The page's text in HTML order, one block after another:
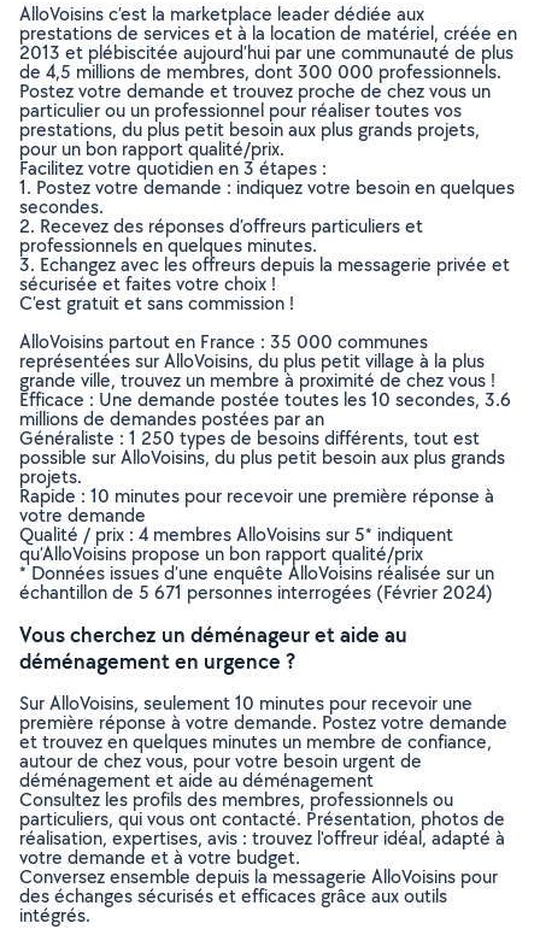
AlloVoisins c’est la marketplace leader dédiée aux
prestations de services et à la location de matériel, créée en
2013 et plébiscitée aujourd’hui par une communauté de plus
de 4,5 millions de membres, dont 300 000 professionnels.
Postez votre demande et trouvez proche de chez vous un
particulier ou un professionnel pour réaliser toutes vos
prestations, du plus petit besoin aux plus grands projets,
pour un bon rapport qualité/prix.
Facilitez votre quotidien en 3 étapes :
1. Postez votre demande : indiquez votre besoin en quelques
secondes.
2. Recevez des réponses d’offreurs particuliers et
professionnels en quelques minutes.
3. Echangez avec les offreurs depuis la messagerie privée et
sécurisée et faites votre choix !
C’est gratuit et sans commission !
AlloVoisins partout en France : 35 000 communes
représentées sur AlloVoisins, du plus petit village à la plus
grande ville, trouvez un membre à proximité de chez vous !
Efficace : Une demande postée toutes les 10 secondes, 3.6
millions de demandes postées par an
Généraliste : 1 250 types de besoins différents, tout est
possible sur AlloVoisins, du plus petit besoin aux plus grands
projets.
Rapide : 10 minutes pour recevoir une première réponse à
votre demande
Qualité / prix : 4 membres AlloVoisins sur 5* indiquent
qu’AlloVoisins propose un bon rapport qualité/prix
* Données issues d’une enquête AlloVoisins réalisée sur un
échantillon de 5 671 personnes interrogées (Février 2024)
Vous cherchez un déménageur et aide au
déménagement en urgence ?
Sur AlloVoisins, seulement 10 minutes pour recevoir une
première réponse à votre demande. Postez votre demande
et trouvez en quelques minutes un membre de confiance,
autour de chez vous, pour votre besoin urgent de
déménagement et aide au déménagement
Consultez les profils des membres, professionnels ou
particuliers, qui vous ont contacté. Présentation, photos de
réalisation, expertises, avis : trouvez l'offreur idéal, adapté à
votre demande et à votre budget.
Conversez ensemble depuis la messagerie AlloVoisins pour
des échanges sécurisés et efficaces grâce aux outils
intégrés.